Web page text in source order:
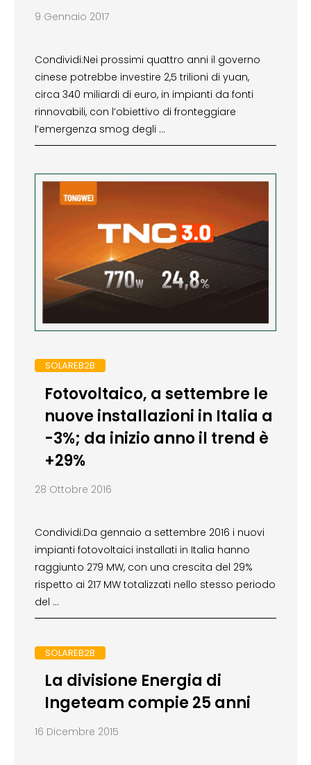
9 Gennaio 2017
Condividi:Nei prossimi quattro anni il governo
cinese potrebbe investire 2,5 trilioni di yuan,
circa 340 miliardi di euro, in impianti da fonti
rinnovabili, con l’obiettivo di fronteggiare
l’emergenza smog degli …
SOLAREB2B
Fotovoltaico, a settembre le
nuove installazioni in Italia a
-3%; da inizio anno il trend è
+29%
28 Ottobre 2016
Condividi:Da gennaio a settembre 2016 i nuovi
impianti fotovoltaici installati in Italia hanno
raggiunto 279 MW, con una crescita del 29%
rispetto ai 217 MW totalizzati nello stesso periodo
del …
SOLAREB2B
La divisione Energia di
Ingeteam compie 25 anni
16 Dicembre 2015